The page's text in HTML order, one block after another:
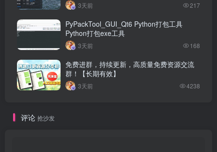
3天前 217
PyPackTool_GUI_Qt6 Python打包工具
Python打包exe工具
3天前 168
免费进群，持续更新，高质量免费资源交流
群！【长期有效】
3天前 4238
评论 抢沙发